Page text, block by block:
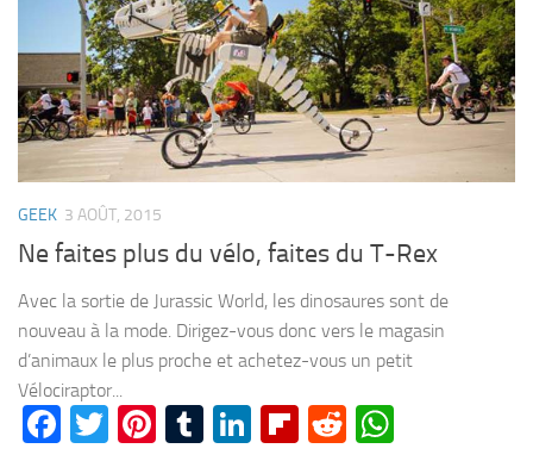
GEEK 3 AOÛT, 2015
Ne faites plus du vélo, faites du T-Rex
Avec la sortie de Jurassic World, les dinosaures sont de
nouveau à la mode. Dirigez-vous donc vers le magasin
d’animaux le plus proche et achetez-vous un petit
Vélociraptor...
Facebook
Twitter
Pinterest
Tumblr
LinkedIn
Flipboard
Reddit